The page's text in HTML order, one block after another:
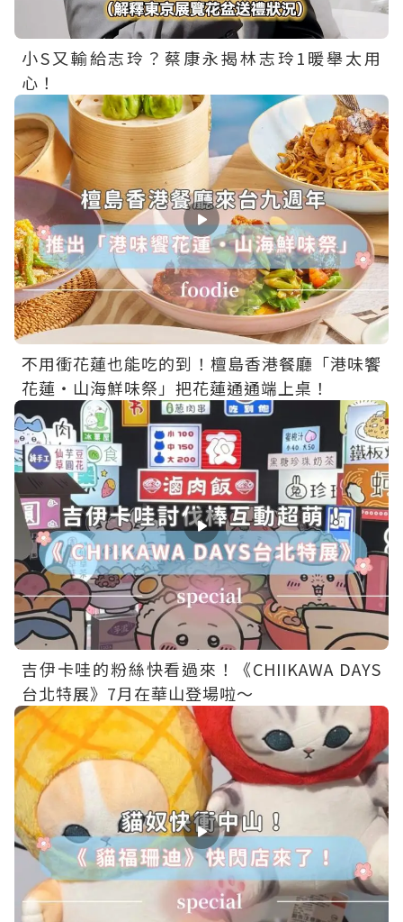
小S又輸給志玲？蔡康永揭林志玲1暖舉太用
心！
不用衝花蓮也能吃的到！檀島香港餐廳「港味饗
花蓮・山海鮮味祭」把花蓮通通端上桌！
吉伊卡哇的粉絲快看過來！《CHIIKAWA DAYS
台北特展》7月在華山登場啦～